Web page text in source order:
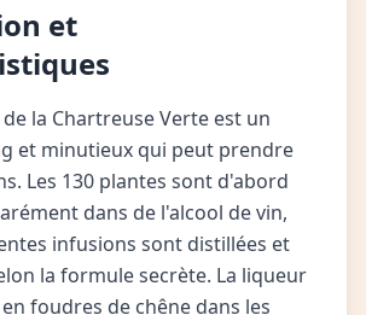
et
la Chartreuse Verte est un
et minutieux qui peut prendre
Les 130 plantes sont d'abord
dans de l'alcool de vin,
infusions sont distillées et
la formule secrète. La liqueur
foudres de chêne dans les